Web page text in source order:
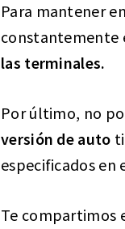
Para mantener
constantemente
las terminales.
Por último, no
versión de auto
especificados en
Te compartimos